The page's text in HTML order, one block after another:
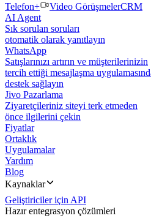
Telefon+
Video GörüşmelerCRM
AI Agent
Sık sorulan soruları
otomatik olarak yanıtlayın
WhatsApp
Satışlarınızı artırın ve müşterilerinizin
tercih ettiği mesajlaşma
destek sağlayın
Jivo Pazarlama
Ziyaretçileriniz siteyi terk etmeden
önce ilgilerini çekin
Fiyatlar
Ortaklık
Uygulamalar
Yardım
Blog
Kaynaklar
Geliştiriciler için API
Hazır entegrasyon çözümleri